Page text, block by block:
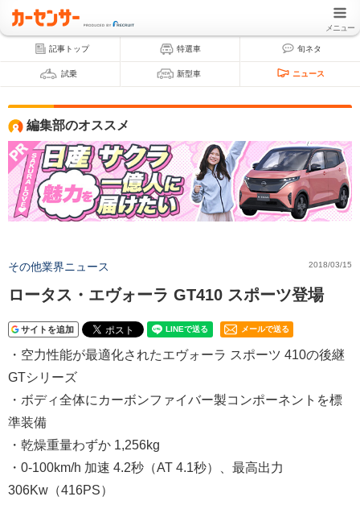
メニュー
記事トップ 特選車 旬ネタ
試乗 新型車 ニュース
編集部のオススメ
その他業界ニュース 2018/03/15
ロータス・エヴォーラ GT410 スポーツ登場
サイトを追加 メールで送る
・空力性能が最適化されたエヴォーラ スポーツ 410の後継
GTシリーズ
・ボディ全体にカーボンファイバー製コンポーネントを標
準装備
・乾燥重量わずか 1,256kg
・0-100km/h 加速 4.2秒（AT 4.1秒）、最高出力
306Kw（416PS）